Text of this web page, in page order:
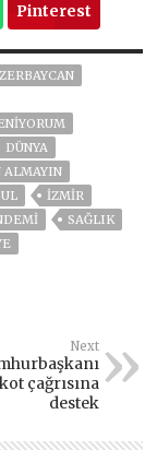
Pinterest
DÜNYA
ALMAYIN
İZMIR
SAĞLIK
Next
çağrısına
destek